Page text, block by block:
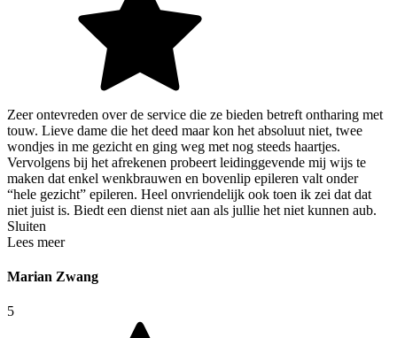
Zeer ontevreden over de service die ze bieden betreft ontharing met
touw. Lieve dame die het deed maar kon het absoluut niet, twee
wondjes in me gezicht en ging weg met nog steeds haartjes.
Vervolgens bij het afrekenen probeert leidinggevende mij wijs te
maken dat enkel wenkbrauwen en bovenlip epileren valt onder
“hele gezicht” epileren. Heel onvriendelijk ook toen ik zei dat dat
niet juist is. Biedt een dienst niet aan als jullie het niet kunnen aub.
Sluiten
Lees meer
Marian Zwang
5